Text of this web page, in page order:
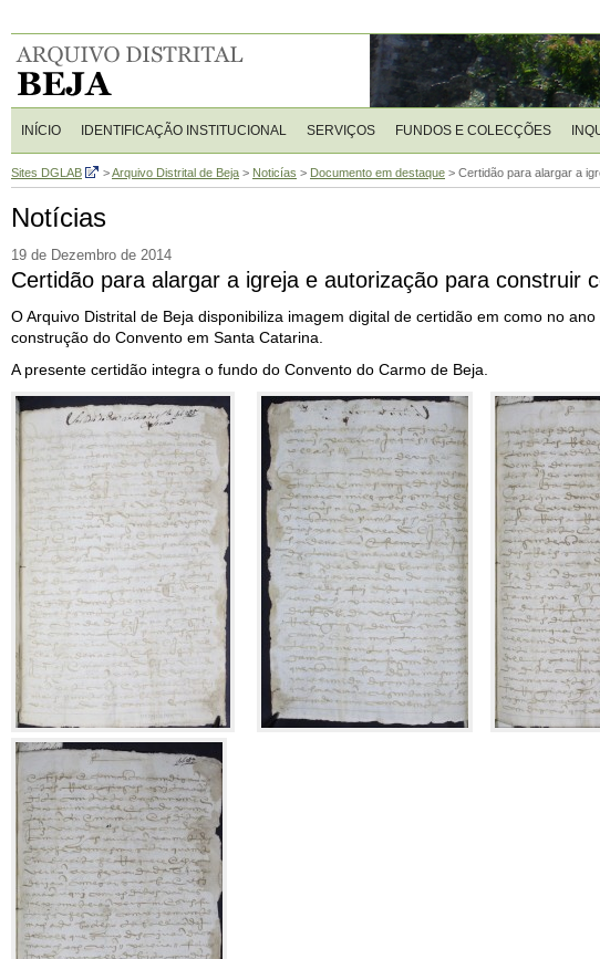
INÍCIO IDENTIFICAÇÃO INSTITUCIONAL SERVIÇOS FUNDOS E COLECÇÕES
Sites DGLAB >Arquivo Distrital de Beja > Noticías > Documento em destaque > Certidão para alargar a
Notícias
19 de Dezembro de 2014
Certidão para alargar a igreja e autorização para construir
O Arquivo Distrital de Beja disponibiliza imagem digital de certidão em como no
construção do Convento em Santa Catarina.
A presente certidão integra o fundo do Convento do Carmo de Beja.